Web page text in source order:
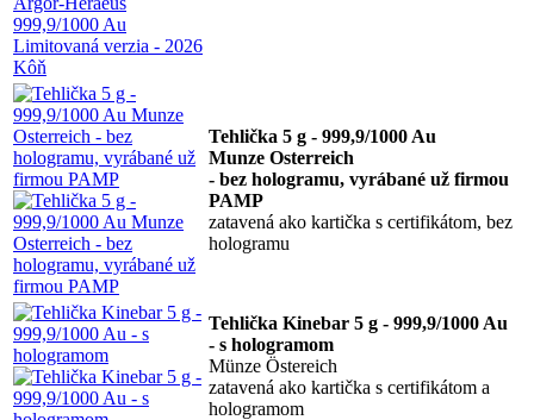
Tehlička 5 g - 999,9/1000 Au
Munze Osterreich
- bez hologramu, vyrábané už firmou
PAMP
zatavená ako kartička s certifikátom, bez
hologramu
Tehlička Kinebar 5 g - 999,9/1000 Au
- s hologramom
Münze Östereich
zatavená ako kartička s certifikátom a
hologramom